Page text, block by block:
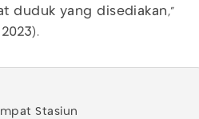
duduk yang disediakan,"
Stasiun